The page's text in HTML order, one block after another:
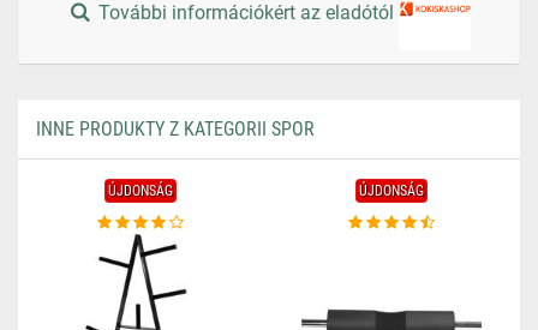
További információkért az eladótól
INNE PRODUKTY Z KATEGORII SPOR
ÚJDONSÁG ÚJDONSÁG